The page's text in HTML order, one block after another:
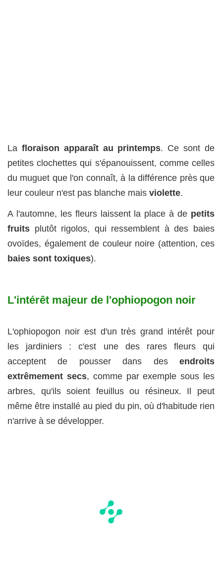
La floraison apparaît au printemps. Ce sont de
petites clochettes qui s'épanouissent, comme celles
du muguet que l'on connaît, à la différence près que
leur couleur n'est pas blanche mais violette.
A l'automne, les fleurs laissent la place à de petits
fruits plutôt rigolos, qui ressemblent à des baies
ovoïdes, également de couleur noire (attention, ces
baies sont toxiques).
L'intérêt majeur de l'ophiopogon noir
L'ophiopogon noir est d'un très grand intérêt pour
les jardiniers : c'est une des rares fleurs qui
acceptent de pousser dans des endroits
extrêmement secs, comme par exemple sous les
arbres, qu'ils soient feuillus ou résineux. Il peut
même être installé au pied du pin, où d'habitude rien
n'arrive à se développer.